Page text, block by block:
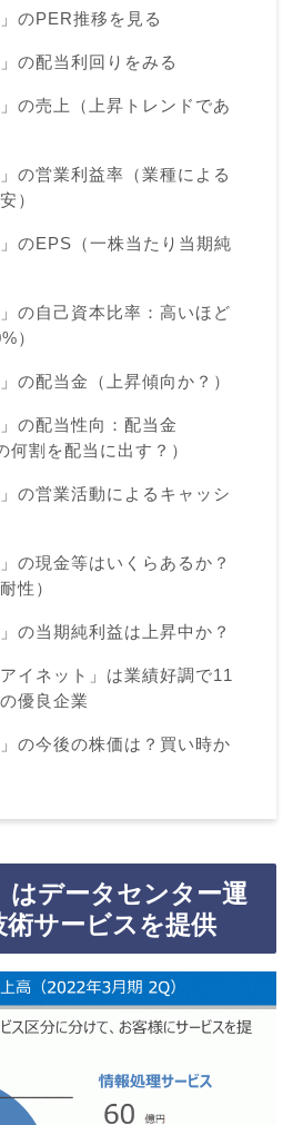
のPER推移を見る
の配当利回りをみる
」の売上（上昇トレンドであ
」の営業利益率（業種による
）
」のEPS（一株当たり当期純
」の自己資本比率：高いほど
）
の配当金（上昇傾向か？）
」の配当性向：配当金
何割を配当に出す？）
」の営業活動によるキャッシ
の現金等はいくらあるか？
性）
の当期純利益は上昇中か？
アイネット」は業績好調で11
優良企業
」の今後の株価は？買い時か
はデータセンター運
サービスを提供